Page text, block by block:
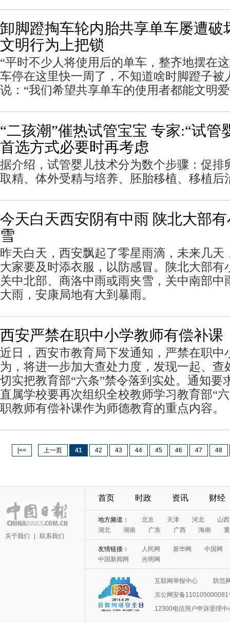
卸脚蹬掏车轮内胎共享单车屡遭破
文明行为上把锁
“平时不少人将使用后的单车，整齐地摆在
车停在这里快一周了，不知道啥时脚蹬子被
说：“我们希望共享单车的使用者都能文明
“二孩潮”催热试管宝宝 专家:“试管
首选方式必要时再考虑
据介绍，试管婴儿技术分为数个步骤：促排
取精、体外受精与培养、胚胎移植、移植后
今天白天西安阴有中雨 陕北大部
雪
昨天白天，西安飘起了零星雨滴，未来几天
大家要及时添衣服，以防感冒。陕北大部有
关中北部、商洛中雨或雨夹雪，关中南部中
大雨，安康局地有大到暴雨。
西安严禁在职中小学教师有偿补课
近日，西安市教育局下发通知，严禁在职中
为，将进一步加大查处力度，发现一起、查
切实把教育部“六条”禁令落到实处。通知要
直属学校要再次组织全校教师学习教育部“
职教师有偿补课作为师德教育的重点内容。
|<< 上一页 41 42 43 44 45 46 47 48
关于我们 联系我们
首页 时政 资讯 财经
互联网举报中心
防范
京公网安备110105000081
12300电信用户申诉受理中